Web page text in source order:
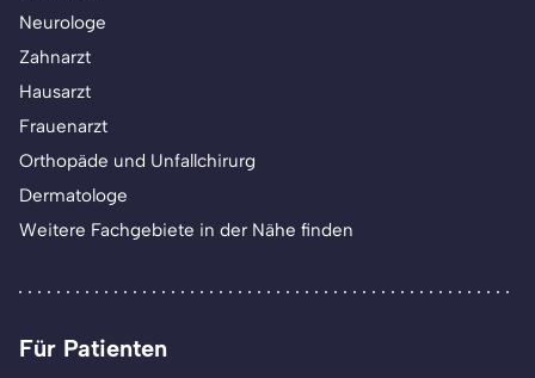
Neurologe
Zahnarzt
Hausarzt
Frauenarzt
Orthopäde und Unfallchirurg
Dermatologe
Weitere Fachgebiete in der Nähe finden
Für Patienten